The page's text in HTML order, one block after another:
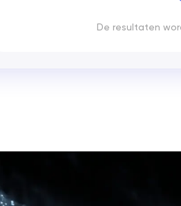
De resultaten